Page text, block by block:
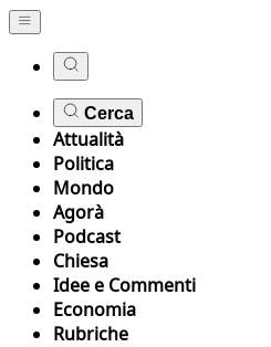
Cerca
Attualità
Politica
Mondo
Agorà
Podcast
Chiesa
Idee e Commenti
Economia
Rubriche